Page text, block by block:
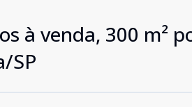
à venda, 300 m²
SP